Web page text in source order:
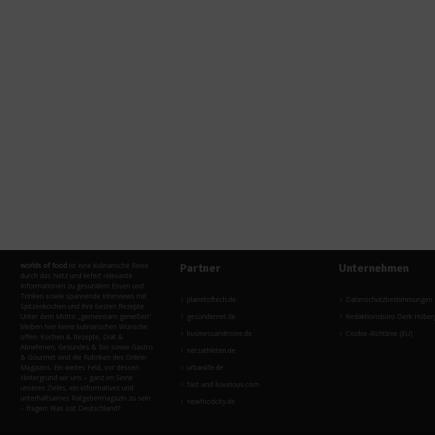
worlds of food ist eine kulinarische Reise
durch das Netz und liefert relevante
Informationen zu gesundem Essen und
Trinken sowie spannende Interviews mit
Spitzenköchen und ihre besten Rezepte.
Unter dem Motto „gemeinsam genießen“
bleiben hier keine kulinarischen Wünsche
offen. Kochen & Rezepte, Diät &
Abnehmen, Gesundes & Bio sowie Gastro
& Gourmet sind die Rubriken des Online-
Magazins. Ein weites Feld, vor dessen
Hintergrund wir uns – ganz im Sinne
unseres Zieles, ein informatives und
unterhaltsames Ratgebermagazin zu sein
– fragen: Was isst Deutschland?
Partner
planetoftech.de
gesündernet.de
businessandmore.de
netzathleten.de
urbanlife.de
fast-and-luxurious.com
newfoodcity.de
Unternehmen
Datenschutzbestimmungen
Redaktionsbüro Derk
Cookie-Richtlinie (EU)